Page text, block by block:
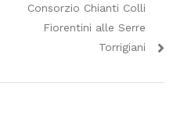
Next
post:
Consorzio Chianti Colli
Fiorentini alle Serre
Torrigiani